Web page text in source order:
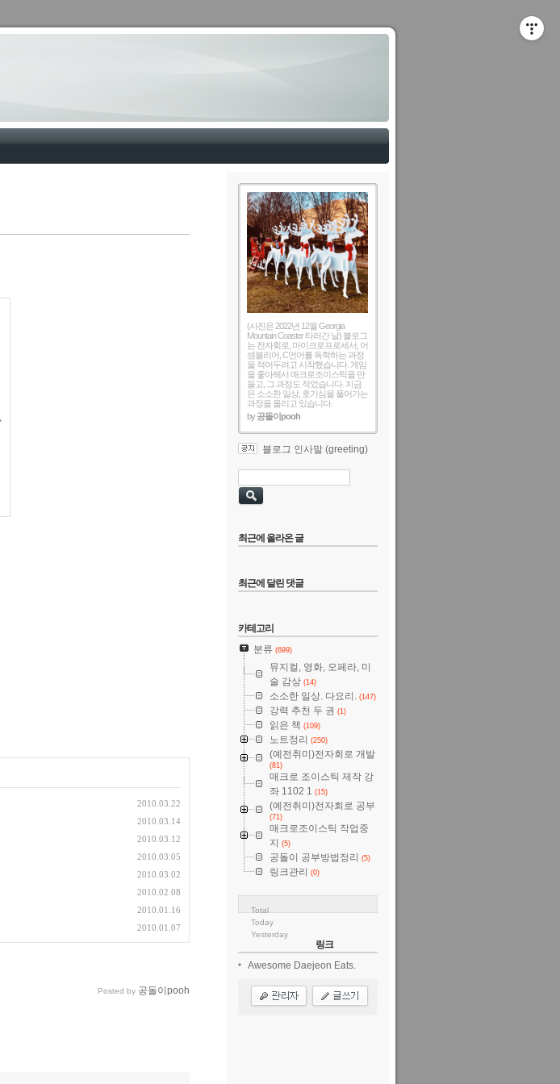
2010.03.22
2010.03.14
2010.03.12
2010.03.05
2010.03.02
2010.02.08
2010.01.16
2010.01.07
Posted by 공돌이pooh
(사진은 2022년 12월 Georgia
Mountain Coaster 타러간 날) 블로그
는 전자회로, 마이크로프로세서, 어
셈블리어, C언어를 독학하는 과정
을 적어두려고 시작했습니다. 게임
을 좋아해서 매크로조이스틱을 만
들고, 그 과정도 적었습니다. 지금
은 소소한 일상, 호기심을 풀어가는
과정을 올리고 있습니다.
by공돌이pooh
블로그 인사말 (greeting)
최근에 올라온 글
최근에 달린 댓글
카테고리
분류 (699)
뮤지컬, 영화, 오페라, 미
술 감상 (14)
소소한 일상. 다요리. (147)
강력 추천 두 권 (1)
읽은 책 (109)
노트정리 (250)
(예전취미)전자회로 개발
(81)
매크로 조이스틱 제작 강
좌 1102 1 (15)
(예전취미)전자회로 공부
(71)
매크로조이스틱 작업중
지
(5)
공돌이 공부방법정리 (5)
링크관리 (0)
Total
Today
Yesterday
링크
Awesome Daejeon Eats.